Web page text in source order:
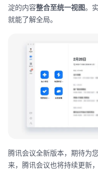
淀的内容整合至统一视图。
就能了解全局。
腾讯会议全新版本，期待为
来，腾讯会议也将持续更新